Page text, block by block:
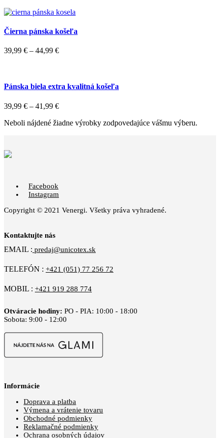
Čierna pánska košeľa
39,99 € – 44,99 €
Pánska biela extra kvalitná košeľa
39,99 € – 41,99 €
Neboli nájdené žiadne výrobky zodpovedajúce vášmu výberu.
Facebook
Instagram
Copyright © 2021 Venergi. Všetky práva vyhradené.
Kontaktujte nás
EMAIL : predaj@unicotex.sk
TELEFÓN : +421 (051) 77 256 72
MOBIL : +421 919 288 774
Otváracie hodiny: PO - PIA: 10:00 - 18:00
Sobota: 9:00 - 12:00
Informácie
Doprava a platba
Výmena a vrátenie tovaru
Obchodné podmienky
Reklamačné podmienky
Ochrana osobných údajov